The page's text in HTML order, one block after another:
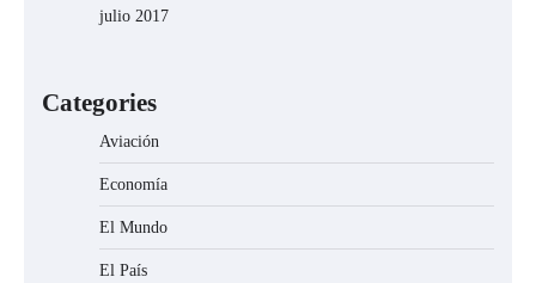
julio 2017
Categories
Aviación
Economía
El Mundo
El País